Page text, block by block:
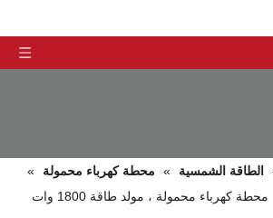
الطاقة الشمسية » محطة كهرباء محمولة
»
محطة كهرباء محمولة ، مولد طاقة 1800 وات